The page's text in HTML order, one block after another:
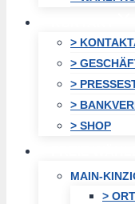
>
>
>
>
> SHOP
MAIN-
>